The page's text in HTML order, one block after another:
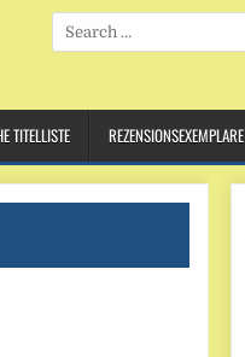
Search
for:
TITELLISTE REZENSIONSEXEMPLARE